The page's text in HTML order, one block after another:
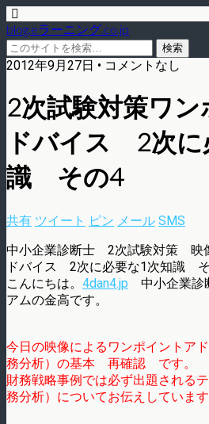
blog.eラーニング.co.jp
2012年9月27日 • コメントなし
2次試験対策ワ
ドバイス 2次に
識 その4
共有 ツイート ピン メール SMS
中小企業診断士 2次試験対策 映
ドバイス 2次に必要な1次知識 そ
こんにちは。 4dan4.jp 中小企業診
アムの金高です。
今日の映像によるワンポイントア
務分析）の基本 再確認 です。
財務戦略事例では必ず出題される
務分析）についてお伝えしています